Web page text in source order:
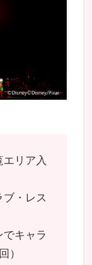
エリア入
・レス
キャラ
）